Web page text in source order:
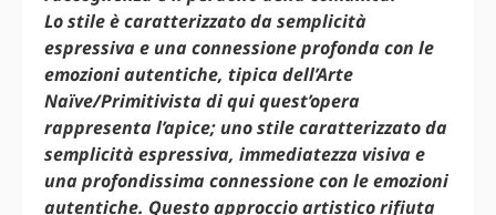
Lo stile è caratterizzato da semplicità
espressiva e una connessione profonda con le
emozioni autentiche, tipica dell’Arte
Naïve/Primitivista di qui quest’opera
rappresenta l’apice; uno stile caratterizzato da
semplicità espressiva, immediatezza visiva e
una profondissima connessione con le emozioni
autentiche. Questo approccio artistico rifiuta